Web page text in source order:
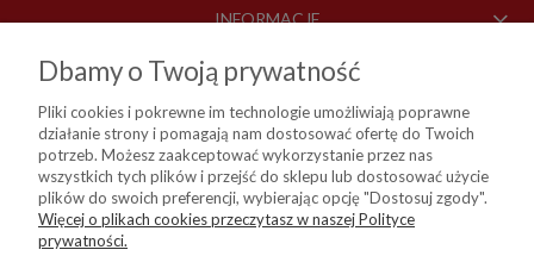
INFORMACJE
O NAS
DOSTAWA I PŁATNOŚCI
KIM Sp. z o. o.
Dbamy o Twoją prywatność
Pliki cookies i pokrewne im technologie umożliwiają poprawne
działanie strony i pomagają nam dostosować ofertę do Twoich
potrzeb. Możesz zaakceptować wykorzystanie przez nas
wszystkich tych plików i przejść do sklepu lub dostosować użycie
plików do swoich preferencji, wybierając opcję "Dostosuj zgody".
Więcej o plikach cookies przeczytasz w naszej Polityce
prywatności.